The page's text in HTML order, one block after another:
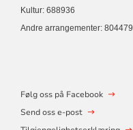
Kultur: 688936
Andre arrangementer: 804479
Følg oss på Facebook
Send oss e-post